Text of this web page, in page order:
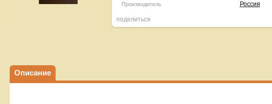
Производитель Россия
поделиться
Описание